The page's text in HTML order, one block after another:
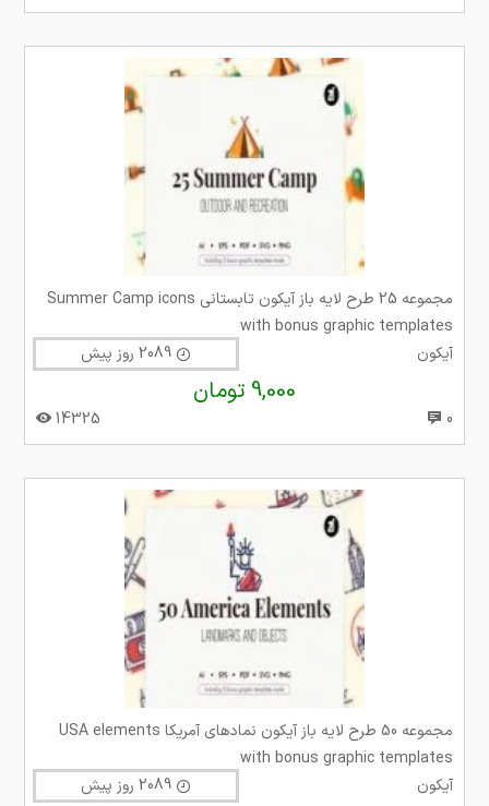
مجموعه 25 طرح لایه باز آیکون تابستانی Summer Camp icons
with bonus graphic templates
آیکون
9,000 تومان
0
14325
مجموعه 50 طرح لایه باز آیکون نمادهای آمریکا USA elements
with bonus graphic templates
آیکون